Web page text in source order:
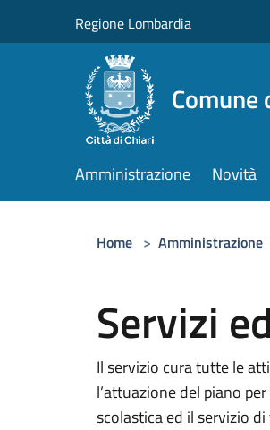
Regione Lombardia
Comune
Amministrazione Novità
Home > Amministrazione
Servizi
Il servizio cura tutte le
l’attuazione del piano
scolastica ed il servizio